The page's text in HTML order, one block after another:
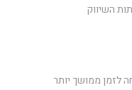
השיווק
לזמן ממושך יותר